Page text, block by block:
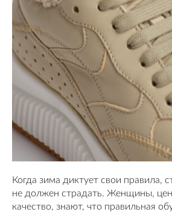
Когда зима диктует свои правила,
не должен страдать. Женщины,
качество, знают, что правильная